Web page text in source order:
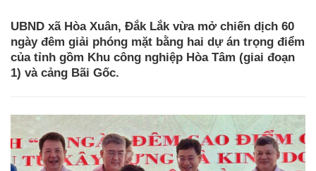
UBND xã Hòa Xuân, Đắk Lắk vừa mở chiến dịch 60
ngày đêm giải phóng mặt bằng hai dự án trọng điểm
của tỉnh gồm Khu công nghiệp Hòa Tâm (giai đoạn
1) và cảng Bãi Gốc.